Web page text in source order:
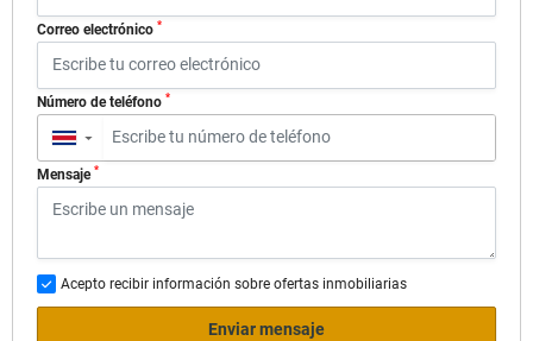
Correo electrónico *
Número de teléfono *
▼
Mensaje *
Acepto recibir información sobre ofertas inmobiliarias
Enviar mensaje